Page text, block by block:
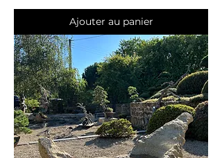
Ajouter au panier